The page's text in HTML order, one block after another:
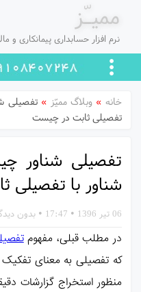
ممیـّز
نرم افزار حسابداری پیمانکاری و
خانه » وبلاگ ممیّز » تفصیلی
تفصیلی ثابت در چیست
تفصیلی شناور
شناور با
06 تیر 1396 •
17:47
•بدون
در مطلب قبلی، مفهوم
که تفصیلی به معنای
منظور استخراج گزارشات